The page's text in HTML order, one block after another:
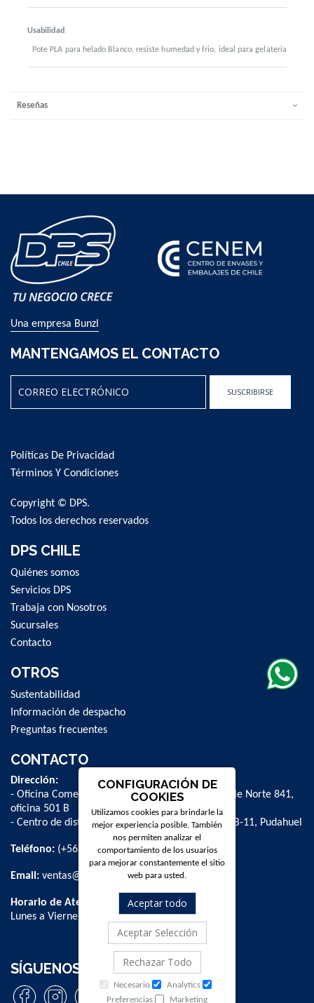
Usabilidad
Pote PLA para helado Blanco, resiste humedad y frio, ideal para gelateria
Reseñas
Una empresa Bunzl
MANTENGAMOS EL CONTACTO
Our
Newsletter:
SUSCRIBIRSE
Políticas De Privacidad
Términos Y Condiciones
Copyright © DPS.
Todos los derechos reservados
DPS CHILE
Quiénes somos
Servicios DPS
Trabaja con Nosotros
Sucursales
Contacto
OTROS
Sustentabilidad
Información de despacho
Preguntas frecuentes
CONTACTO
Dirección:
- Oficina Comercial y administrativa: Avenida Valle Norte 841,
oficina 501 B
- Centro de distribución: La Farfana 500, bodega B-11, Pudahuel
Teléfono: (+56 2) 2 584 8900
Email: ventas@dpschile.cl
Horario de Atención:
Lunes a Viernes / 09:00 a 16:00 hrs
SÍGUENOS
CONFIGURACIÓN DE
COOKIES
Utilizamos cookies para brindarle la
mejor experiencia posible. También
nos permiten analizar el
comportamiento de los usuarios
para mejorar constantemente el sitio
web para usted.
Aceptar todo
Aceptar Selección
Rechazar Todo
Necesario
Analytics
Preferencias
Marketing